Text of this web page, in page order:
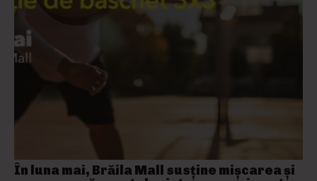
În luna mai, Brăila Mall susține mişcarea și